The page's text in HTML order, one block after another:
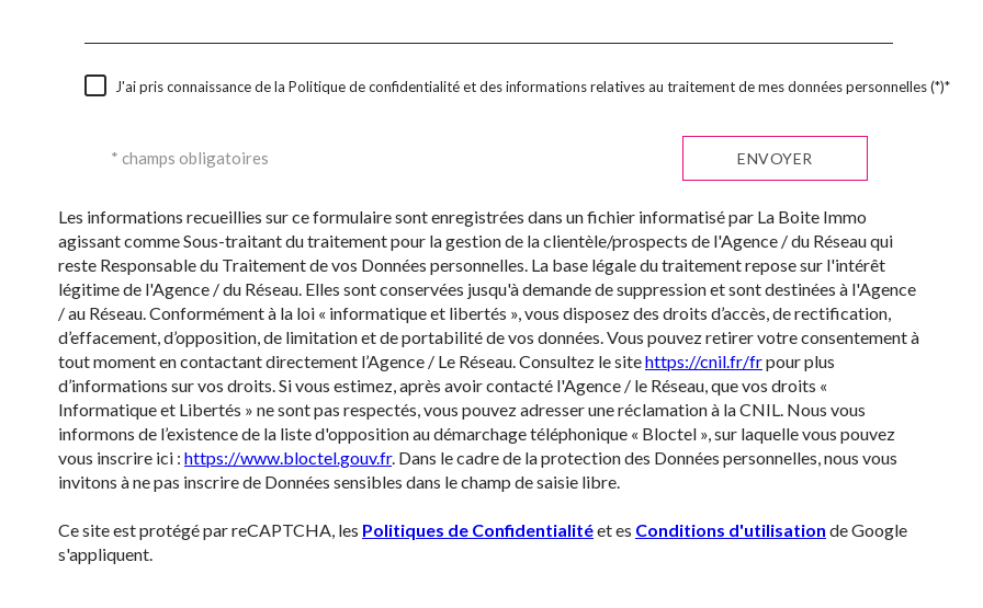
J'ai pris connaissance de la Politique de confidentialité et des informations relatives au traitement de mes données personnelles (*)*
* champs obligatoires ENVOYER
Les informations recueillies sur ce formulaire sont enregistrées dans un fichier informatisé par La Boite Immo
agissant comme Sous-traitant du traitement pour la gestion de la clientèle/prospects de l'Agence / du Réseau qui
reste Responsable du Traitement de vos Données personnelles. La base légale du traitement repose sur l'intérêt
légitime de l'Agence / du Réseau. Elles sont conservées jusqu'à demande de suppression et sont destinées à l'Agence
/ au Réseau. Conformément à la loi « informatique et libertés », vous disposez des droits d’accès, de rectification,
d’effacement, d’opposition, de limitation et de portabilité de vos données. Vous pouvez retirer votre consentement à
tout moment en contactant directement l’Agence / Le Réseau. Consultez le sitehttps://cnil.fr/frpour plus
d’informations sur vos droits. Si vous estimez, après avoir contacté l'Agence / le Réseau, que vos droits «
Informatique et Libertés » ne sont pas respectés, vous pouvez adresser une réclamation à la CNIL. Nous vous
informons de l’existence de la liste d'opposition au démarchage téléphonique « Bloctel », sur laquelle vous pouvez
vous inscrire ici : https://www.bloctel.gouv.fr. Dans le cadre de la protection des Données personnelles, nous vous
invitons à ne pas inscrire de Données sensibles dans le champ de saisie libre.
Ce site est protégé par reCAPTCHA, les Politiques de Confidentialitéet es Conditions d'utilisation de Google
s'appliquent.